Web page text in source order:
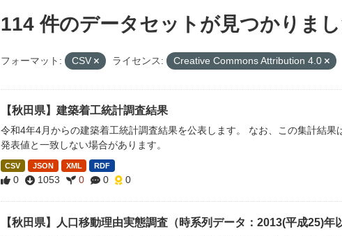
114 件のデータセットが見つかりま
フォーマット: CSV ライセンス: Creative Commons Attribution 4.0
【秋田県】建築着工統計調査結果
令和4年4月からの建築着工統計調査結果を公表します。 なお、この集計結
発表値と一致しない場合があります。
CSV JSON XML RDF
0 1053 0 0 0
【秋田県】人口移動理由実態調査（時系列データ：2013(平成25)年